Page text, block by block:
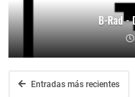
B-Rad -
Entradas más recientes